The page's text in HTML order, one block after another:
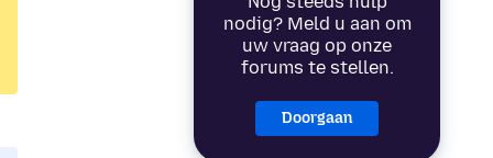
nodig? Meld u aan om
uw vraag op onze
forums te stellen.
Doorgaan